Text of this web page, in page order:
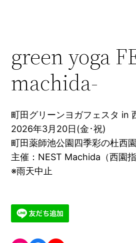
green yoga
machida-
町田グリーンヨガフェスタ in
2026年3月20日(金･祝)
町田薬師池公園四季彩の杜西園
主催：NEST Machida（西園指
※雨天中止